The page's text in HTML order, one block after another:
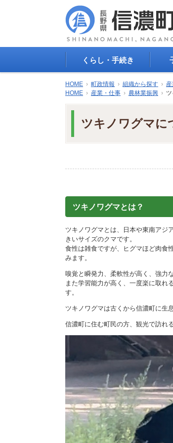
くらし・手続き
登録
税金
交通安全・防犯
施設
町民活動
相談窓口
母
母
小
生
教
国
HOME › 町政情報 › 組織から探す ›
HOME › 産業・仕事 › 農林業振興 ›
ツキノワグマに
ツキノワグマとは？
ツキノワグマとは、日本や東南アジ
きいサイズのクマです。
食性は雑食ですが、ヒグマほど肉食
みます。
嗅覚と瞬発力、柔軟性が高く、強力
また学習能力が高く、一度楽に取れ
す。
ツキノワグマは古くから信濃町に生
信濃町に住む町民の方、観光で訪れ